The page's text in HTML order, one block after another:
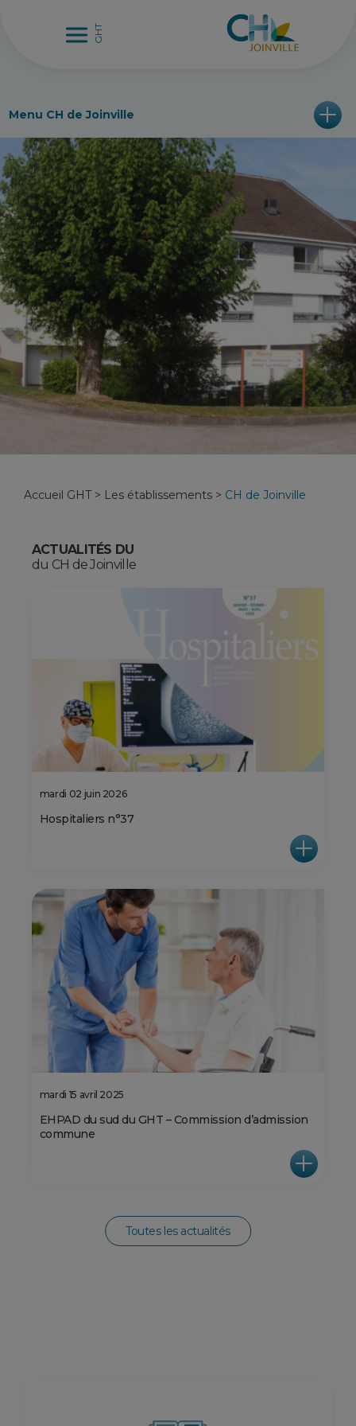
Menu CH de Joinville
Accueil GHT> Les établissements > CH de Joinville
ACTUALITÉS DU
du CH de Joinville
mardi 02 juin 2026
Hospitaliers n°37
mardi 15 avril 2025
EHPAD du sud du GHT – Commission d’admission
commune
Toutes les actualités